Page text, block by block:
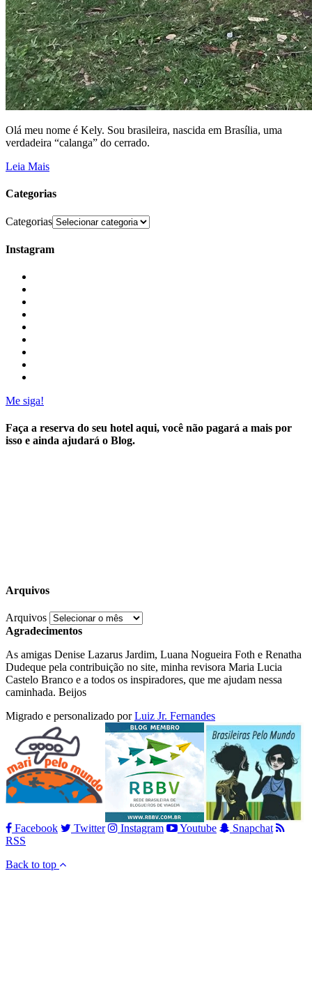
Olá meu nome é Kely. Sou brasileira, nascida em Brasília, uma
verdadeira “calanga” do cerrado.
Leia Mais
Categorias
Categorias
Instagram
Me siga!
Faça a reserva do seu hotel aqui, você não pagará a mais por
isso e ainda ajudará o Blog.
Arquivos
Arquivos
Agradecimentos
As amigas Denise Lazarus Jardim, Luana Nogueira Foth e Renatha
Dudeque pela contribuição no site, minha revisora Maria Lucia
Castelo Branco e a todos os inspiradores, que me ajudam nessa
caminhada. Beijos
Migrado e personalizado porLuiz Jr. Fernandes
Facebook Twitter Instagram Youtube
Snapchat
RSS
Back to top